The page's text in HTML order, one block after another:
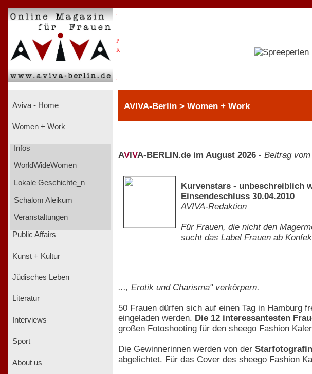
P
R
Aviva - Home
Women + Work
Infos
WorldWideWomen
Lokale Geschichte_n
Schalom Aleikum
Veranstaltungen
Public Affairs
Kunst + Kultur
Jüdisches Leben
Literatur
Interviews
Sport
About us
AVIVA-Berlin > Women + Work
AV VA-BERLIN.de im August 2026 - Beitrag
Kurvenstars - unbeschreiblich
Einsendeschluss 30.04.2010
AVIVA-Redaktion
Für Frauen, die nicht den
sucht das Label Frauen ab
..., Erotik und Charisma" verkörpern.
50 Frauen dürfen sich auf einen Tag in Hamburg
eingeladen werden. Die 12 interessantesten
großen Fotoshooting für den sheego Fashion
Die Gewinnerinnen werden von der
abgelichtet. Für das Cover des sheego Fashion